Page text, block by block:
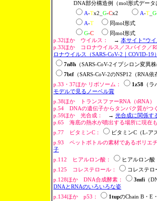
DNA部分構造例（mol形式デー
A-Tx2_ G-Cx2 A-T G
A-T
同mol形式
G-C
同mol形式
p.32ほか ウイルス：
→ 本サイト“ウ
p.33ほか コロナウイルス／スパイク／
ロナウイルス（SARS-CoV-2｜COVID-19
7n8h （SARS-CoV-2イプシロン変
7btf （SARS-CoV-2のNSP12（RNA
p.33・37ほか リボソーム：
1z58 （
モデルで見るノーベル賞
p.38ほか トランスファーRNA（tRNA）
p.54 DNAの遺伝子からタンパク質がつ
p.59ほか 光合成：
→ 光合成に関係す
p.65 海底の熱水が噴出する場所に現在
p.77 ビタミンC：
ビタミンC（L-
p.93 ペットボトルの素材であるポリエ
子
p.112 ヒアルロン酸：
ヒアルロン
p.125 コレステロール：
コレステ
p.128ほか DNA合成酵素：
3mfi （
DNAとRNAのいろいろな姿
p.134ほか p53：
1tupのChain B・E